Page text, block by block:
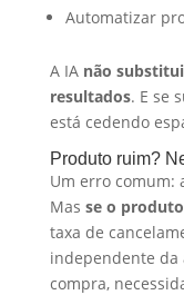
Automatizar
A IA não
resultados. E se
está cedendo
Produto ruim?
Um erro comum:
Mas se o
taxa de
independente da
compra,